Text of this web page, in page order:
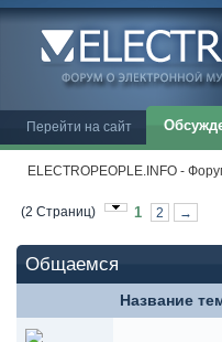
Перейти на сайт
ELECTROPEOPLE.INFO -
(2 Страниц) 1 2 →
Общаемся
Название